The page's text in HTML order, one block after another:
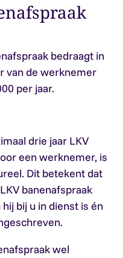
bedraagt in
van de werknemer
per jaar.
drie jaar LKV
een werknemer, is
Dit betekent dat
banenafspraak
bij u in dienst is én
wel